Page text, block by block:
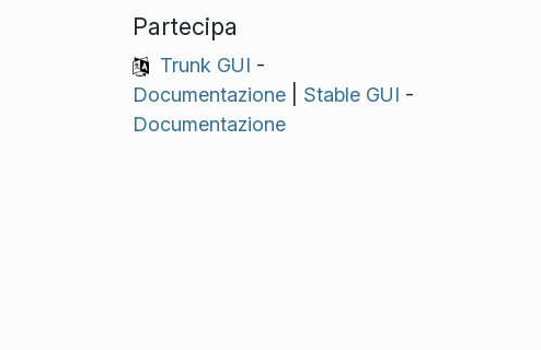
Partecipa
Trunk GUI -
Documentazione| Stable GUI -
Documentazione